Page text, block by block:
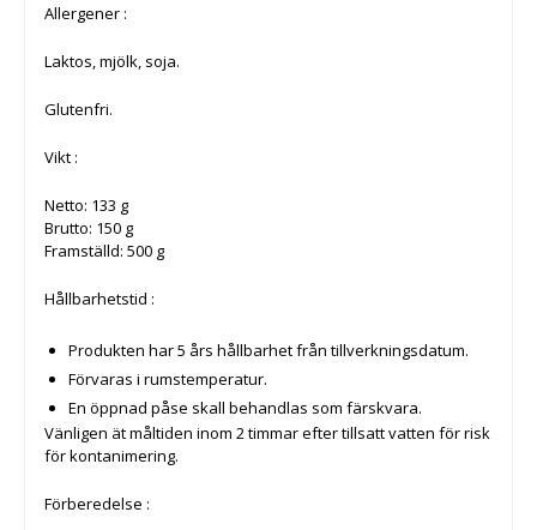
Allergener :
Laktos, mjölk, soja.
Glutenfri.
Vikt :
Netto: 133 g
Brutto: 150 g
Framställd: 500 g
Hållbarhetstid :
Produkten har 5 års hållbarhet från tillverkningsdatum.
Förvaras i rumstemperatur.
En öppnad påse skall behandlas som färskvara.
Vänligen ät måltiden inom 2 timmar efter tillsatt vatten för risk
för kontanimering.
Förberedelse :